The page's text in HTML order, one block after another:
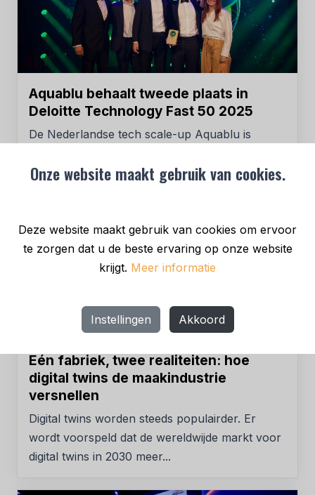
Onze website maakt gebruik van cookies.
Deze website maakt gebruik van cookies om ervoor
te zorgen dat u de beste ervaring op onze website
krijgt. Meer informatie
Instellingen Akkoord
Aquablu behaalt tweede plaats in
Deloitte Technology Fast 50 2025
De Nederlandse tech scale-up Aquablu is
Deloitte Technology...
Eén fabriek, twee realiteiten: hoe
digital twins de maakindustrie
versnellen
Digital twins worden steeds populairder. Er
wordt voorspeld dat de wereldwijde markt voor
digital twins in 2030 meer...